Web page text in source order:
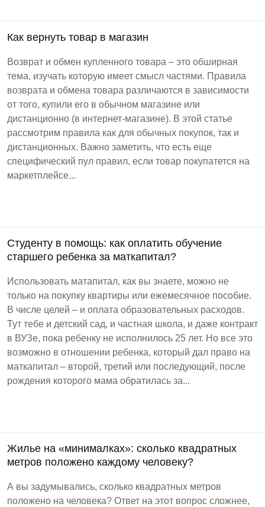
Как вернуть товар в магазин
Возврат и обмен купленного товара – это обширная
тема, изучать которую имеет смысл частями. Правила
возврата и обмена товара различаются в зависимости
от того, купили его в обычном магазине или
дистанционно (в интернет-магазине). В этой статье
рассмотрим правила как для обычных покупок, так и
дистанционных. Важно заметить, что есть еще
специфический пул правил, если товар покупатется на
маркетплейсе...
Студенту в помощь: как оплатить обучение
старшего ребенка за маткапитал?
Использовать матапитал, как вы знаете, можно не
только на покупку квартиры или ежемесячное пособие.
В числе целей – и оплата образовательных расходов.
Тут тебе и детский сад, и частная школа, и даже контракт
в ВУЗе, пока ребенку не исполнилось 25 лет. Но все это
возможно в отношении ребенка, который дал право на
маткапитал – второй, третий или последующий, после
рождения которого мама обратилась за...
Жилье на «минималках»: сколько квадратных
метров положено каждому человеку?
А вы задумывались, сколько квадратных метров
положено на человека? Ответ на этот вопрос сложнее,